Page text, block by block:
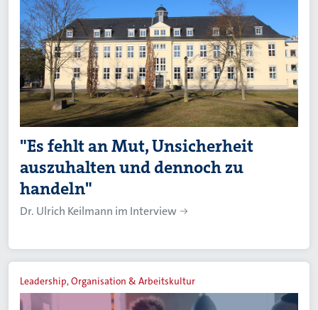
"Es fehlt an Mut, Unsicherheit
auszuhalten und dennoch zu
handeln"
Dr. Ulrich Keilmann im Interview
Leadership, Organisation & Arbeitskultur